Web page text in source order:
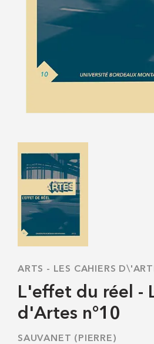
ARTS - LES CAHIERS
L'effet du réel -
d'Artes n°10
SAUVANET (PIERRE)